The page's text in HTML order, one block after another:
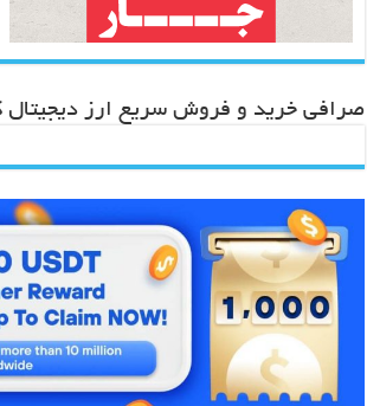
صرافی خرید و فروش سریع ارز